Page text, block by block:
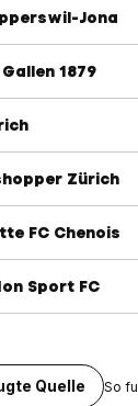
Jona
Gallen 1879
Zürich
FC Chenois
Sport FC
Quelle So